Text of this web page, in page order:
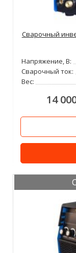
Сварочный
Напряжение, В:
Сварочный ток:
Вес:
14